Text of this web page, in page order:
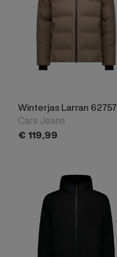
Winterjas Larran 62757
Cars Jeans
€ 119,99